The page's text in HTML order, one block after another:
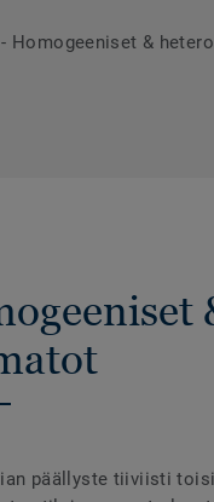
&
päällyste tiiviisti